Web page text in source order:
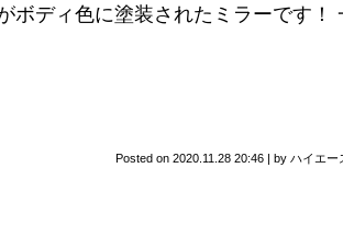
ボディ色に塗装されたミラーです！
Posted on 2020.11.28 20:46 | by ハイエー